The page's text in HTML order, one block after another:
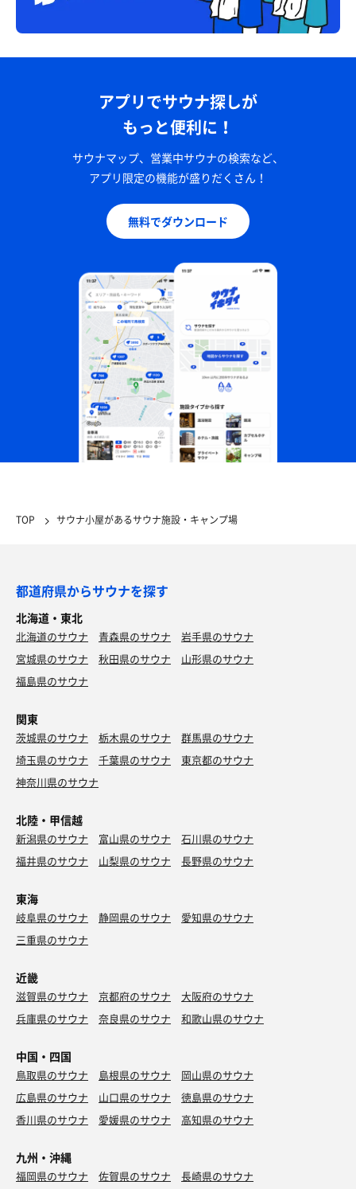
アプリでサウナ探しが
もっと便利に！
サウナマップ、営業中サウナの検索など、
アプリ限定の機能が盛りだくさん！
無料でダウンロード
TOP サウナ小屋があるサウナ施設・キャンプ場
都道府県からサウナを探す
北海道・東北
北海道のサウナ 青森県のサウナ
岩手県のサウナ
宮城県のサウナ
秋田県のサウナ
山形県のサウナ
福島県のサウナ
関東
茨城県のサウナ 栃木県のサウナ
群馬県のサウナ
埼玉県のサウナ
千葉県のサウナ
東京都のサウナ
神奈川県のサウナ
北陸・甲信越
新潟県のサウナ 富山県のサウナ
石川県のサウナ
福井県のサウナ
山梨県のサウナ 長野県のサウナ
東海
岐阜県のサウナ 静岡県のサウナ
愛知県のサウナ
三重県のサウナ
近畿
滋賀県のサウナ 京都府のサウナ
大阪府のサウナ
兵庫県のサウナ
奈良県のサウナ 和歌山県のサウナ
中国・四国
鳥取県のサウナ 島根県のサウナ
岡山県のサウナ
広島県のサウナ
山口県のサウナ
徳島県のサウナ
香川県のサウナ
愛媛県のサウナ 高知県のサウナ
九州・沖縄
福岡県のサウナ 佐賀県のサウナ
長崎県のサウナ